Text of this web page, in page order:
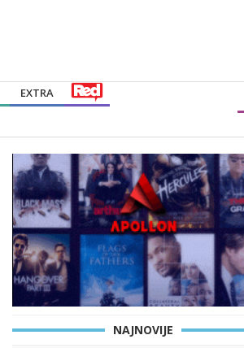
EXTRA
NAJNOVIJE